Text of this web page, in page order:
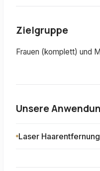
Zielgruppe
Frauen (komplett) und
Unsere
Laser Haarentfernung